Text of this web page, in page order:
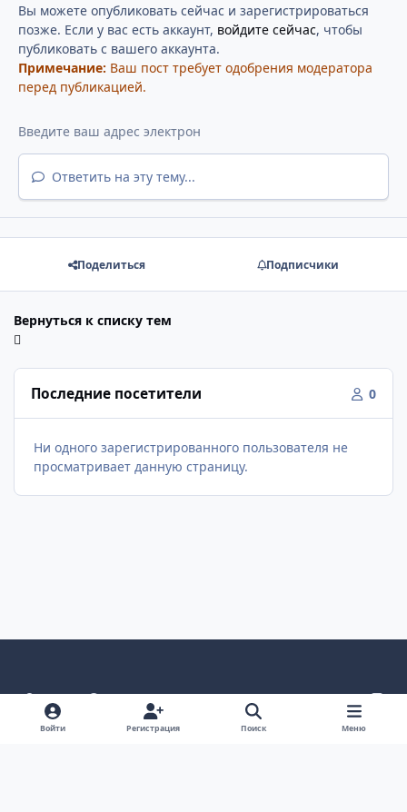
Вы можете опубликовать сейчас и зарегистрироваться
позже. Если у вас есть аккаунт, войдите сейчас, чтобы
публиковать с вашего аккаунта.
Примечание: Ваш пост требует одобрения модератора
перед публикацией.
Ответить на эту тему...
Поделиться Подписчики
Вернуться к списку тем
Последние посетители 0
Ни одного зарегистрированного пользователя не
просматривает данную страницу.
Светлый режим
Темный режим
Как в системе
v
k
Политика конфиденциальности
Войти Регистрация Поиск Меню